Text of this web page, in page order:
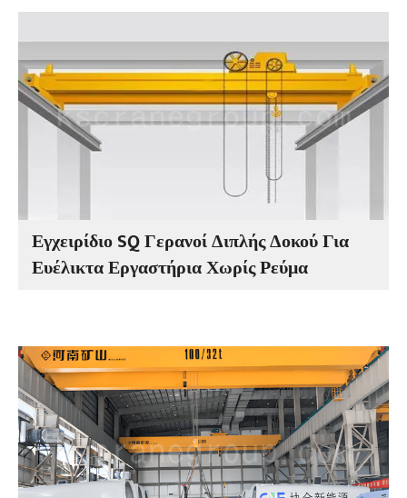
Εγχειρίδιο SQ Γερανοί Διπλής Δοκού Για
Ευέλικτα Εργαστήρια Χωρίς Ρεύμα